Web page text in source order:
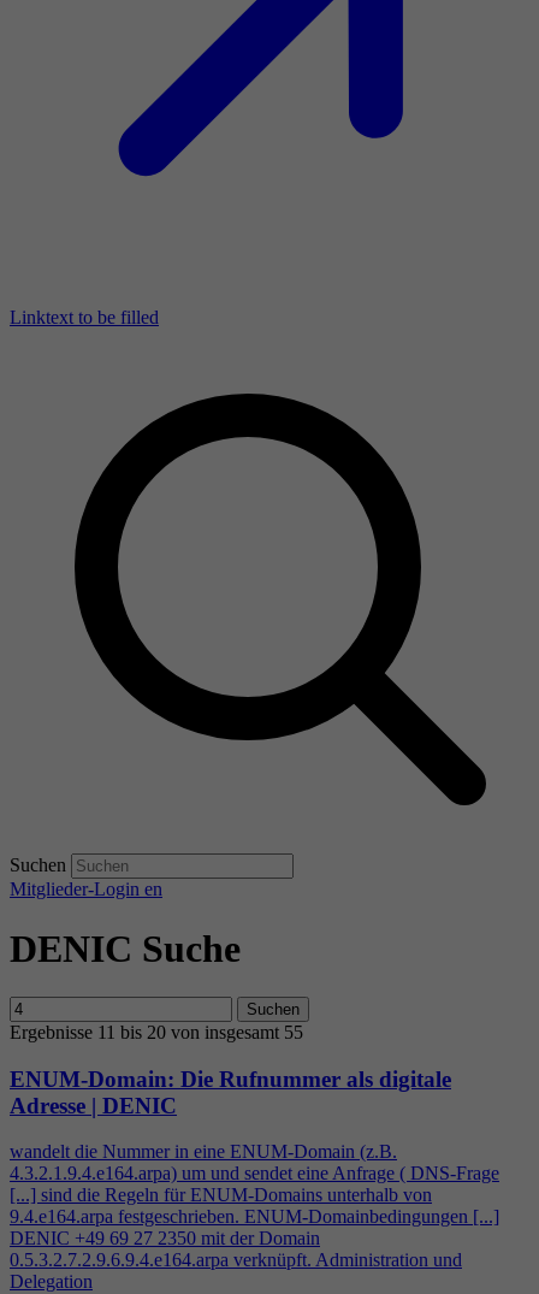
Linktext to be filled
Suchen
Mitglieder-Login en
DENIC Suche
Suchen
Ergebnisse 11 bis 20 von insgesamt 55
ENUM-Domain: Die Rufnummer als digitale
Adresse | DENIC
wandelt die Nummer in eine ENUM-Domain (z.B.
4.3.2.1.9.4.e164.arpa) um und sendet eine Anfrage ( DNS-Frage
[...] sind die Regeln für ENUM-Domains unterhalb von
9.4.e164.arpa festgeschrieben. ENUM-Domainbedingungen [...]
DENIC +49 69 27 2350 mit der Domain
0.5.3.2.7.2.9.6.9.4.e164.arpa verknüpft. Administration und
Delegation